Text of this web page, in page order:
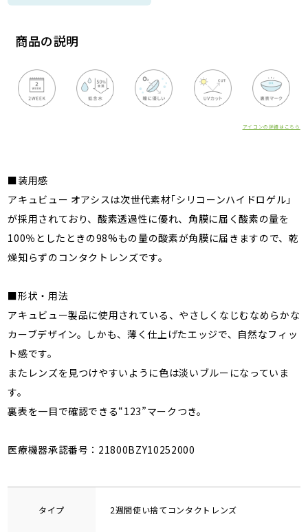
商品の説明
アイコンの詳細はこちら
■装用感
アキュビュー オアシスは次世代素材｢シリコーンハイドロゲル｣
が採用されており、酸素透過性に優れ、角膜に届く酸素の量を
100％としたときの98%もの量の酸素が角膜に届きますので、乾
燥知らずのコンタクトレンズです。
■形状・用法
アキュビュー製品に使用されている、やさしくなじむなめらかな
カーブデザイン。しかも、薄く仕上げたエッジで、自然なフィッ
ト感です。
またレンズを見つけやすいように色は淡いブルーになっていま
す。
裏表を一目で確認できる“123”マークつき。
医療機器承認番号：21800BZY10252000
タイプ 2週間使い捨てコンタクトレンズ